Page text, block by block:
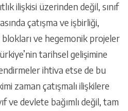
ilişkisi üzerinden değil, sınıf
çatışma ve işbirliği,
ve hegemonik projeler
tarihsel gelişimine
ihtiva etse de bu
zaman çatışmalı ilişkilere
ve devlete bağımlı değil, tam